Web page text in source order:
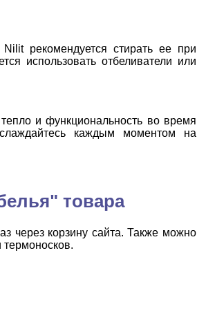
рекомендуется стирать ее при
использовать отбеливатели или
и функциональность во время
каждым моментом на
товара
через корзину сайта. Также можно
термоносков.